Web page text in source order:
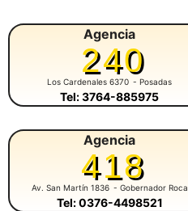
Agencia
240
Los Cardenales 6370 - Posadas
Tel: 3764-885975
Agencia
418
Av. San Martín 1836 - Gobernador Roca
Tel: 0376-4498521